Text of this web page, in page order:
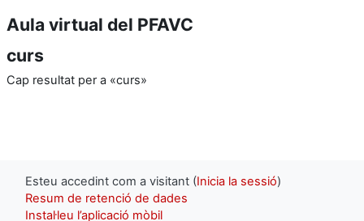
Aula virtual del PFAVC
curs
Cap resultat per a «curs»
Esteu accedint com a visitant (Inicia la sessió)
Resum de retenció de dades
Instal·leu l’aplicació mòbil